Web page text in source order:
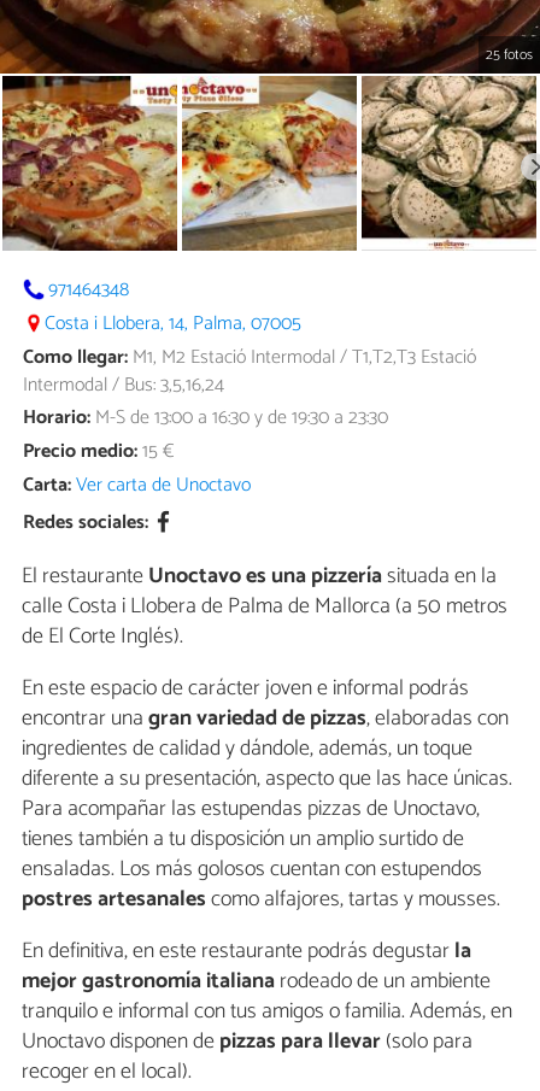
25 fotos
971464348
Costa i Llobera, 14, Palma, 07005
Como llegar:M1, M2 Estació Intermodal / T1,T2,T3 Estació
Intermodal / Bus: 3,5,16,24
Horario:M-S de 13:00 a 16:30 y de 19:30 a 23:30
Precio medio:15 €
Carta:Ver carta de Unoctavo
Redes sociales:
El restauranteUnoctavo es una pizzeríasituada en la
calle Costa i Llobera de Palma de Mallorca (a 50 metros
de El Corte Inglés).
En este espacio de carácter joven e informal podrás
encontrar unagran variedad de pizzas, elaboradas con
ingredientes de calidad y dándole, además, un toque
diferente a su presentación, aspecto que las hace únicas.
Para acompañar las estupendas pizzas de Unoctavo,
tienes también a tu disposición un amplio surtido de
ensaladas. Los más golosos cuentan con estupendos
postres artesanalescomo alfajores, tartas y mousses.
En definitiva, en este restaurante podrás degustarla
mejor gastronomía italianarodeado de un ambiente
tranquilo e informal con tus amigos o familia. Además, en
Unoctavo disponen depizzas para llevar(solo para
recoger en el local).